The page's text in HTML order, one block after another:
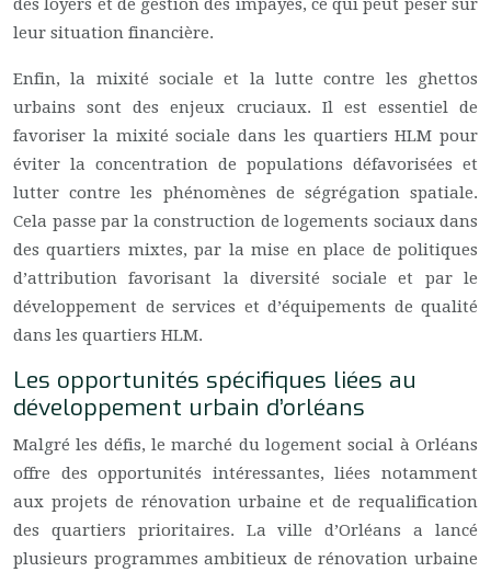
des loyers et de gestion des impayés, ce qui peut peser sur
leur situation financière.
Enfin, la mixité sociale et la lutte contre les ghettos
urbains sont des enjeux cruciaux. Il est essentiel de
favoriser la mixité sociale dans les quartiers HLM pour
éviter la concentration de populations défavorisées et
lutter contre les phénomènes de ségrégation spatiale.
Cela passe par la construction de logements sociaux dans
des quartiers mixtes, par la mise en place de politiques
d’attribution favorisant la diversité sociale et par le
développement de services et d’équipements de qualité
dans les quartiers HLM.
Les opportunités spécifiques liées au
développement urbain d’orléans
Malgré les défis, le marché du logement social à Orléans
offre des opportunités intéressantes, liées notamment
aux projets de rénovation urbaine et de requalification
des quartiers prioritaires. La ville d’Orléans a lancé
plusieurs programmes ambitieux de rénovation urbaine